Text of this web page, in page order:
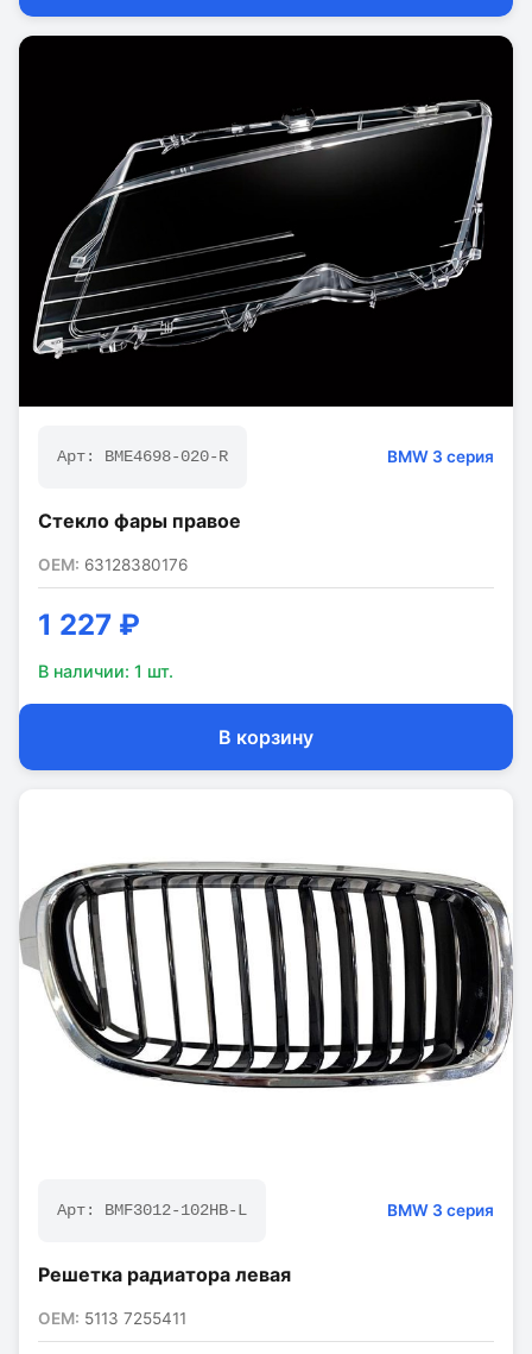
Арт: BME4698-020-R BMW 3 серия
Стекло фары правое
OEM: 63128380176
1 227 ₽
В наличии: 1 шт.
В корзину
Арт: BMF3012-102HB-L BMW 3 серия
Решетка радиатора левая
OEM: 5113 7255411